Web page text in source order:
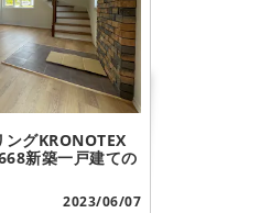
グKRONOTEX
新築一戸建ての
2023/06/07